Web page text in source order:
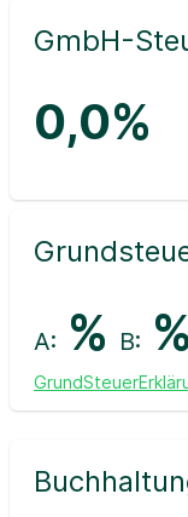
GmbH-
0,0%
A: % B: %